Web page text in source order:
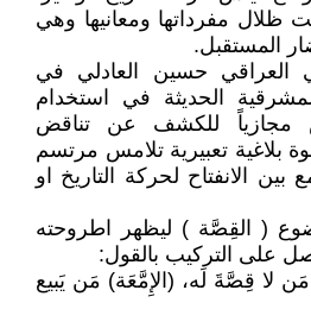
ظلال مفرداتها ومعانيها وهي
المستقبل.
العراقي حسين العادلي في
الحديثة في استخدام
مجازياً للكشف عن تناقض
بلاغية تعبيرية تلامس مرتسم
بين الانفتاح لحركة التاريخ او
( القِصَّة ) ليظهر اطروحته
على التركيب بالقول:
لا قِصَّةَ لَه، (الإِمَّعَة) مَن يَبيع